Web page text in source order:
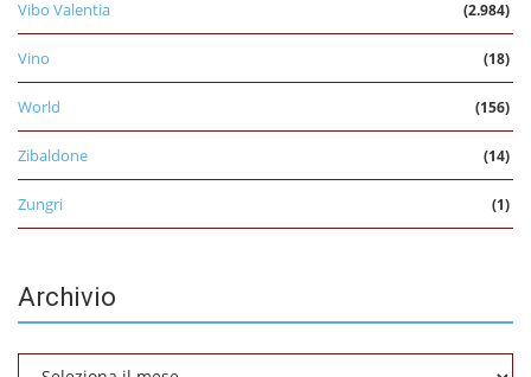
Vibo Valentia (2.984)
Vino (18)
World (156)
Zibaldone (14)
Zungri (1)
Archivio
Archivio